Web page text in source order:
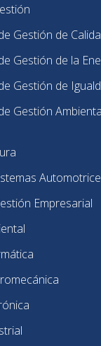
Gestión de
Gestión de la
Gestión de
Gestión
Empresarial